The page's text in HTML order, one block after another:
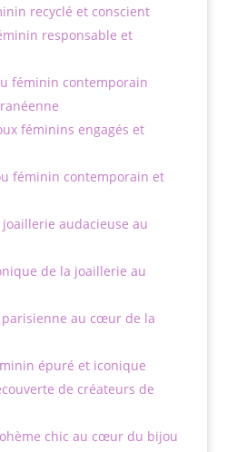
recyclé et conscient
responsable et
féminin contemporain
féminins engagés et
féminin contemporain et
audacieuse au
de la joaillerie au
parisienne au cœur de la
épuré et iconique
de créateurs de
chic au cœur du bijou